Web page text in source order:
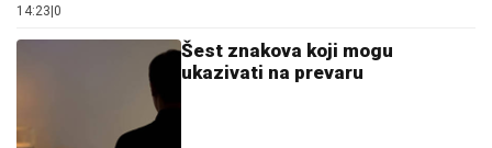
14:23|0
Šest znakova koji mogu
ukazivati na prevaru